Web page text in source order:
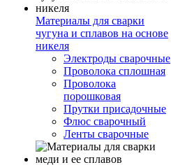
Материалы для сварки
чугуна и сплавов на основе
никеля
Электроды сварочные
Проволока сплошная
Проволока
порошковая
Прутки присадочные
Флюс сварочный
Ленты сварочные